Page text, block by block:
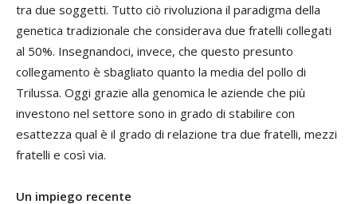
tra due soggetti. Tutto ciò rivoluziona il paradigma della
genetica tradizionale che considerava due fratelli collegati
al 50%. Insegnandoci, invece, che questo presunto
collegamento è sbagliato quanto la media del pollo di
Trilussa. Oggi grazie alla genomica le aziende che più
investono nel settore sono in grado di stabilire con
esattezza qual è il grado di relazione tra due fratelli, mezzi
fratelli e così via.
Un impiego recente